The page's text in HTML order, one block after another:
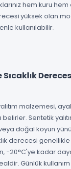
hem kuru hem
yüksek olan
kullanılabilir.
Sıcaklık
malzemesi,
belirler. Sentetik
doğal koyun
derecesi
-20°C'ye kadar
Günlük